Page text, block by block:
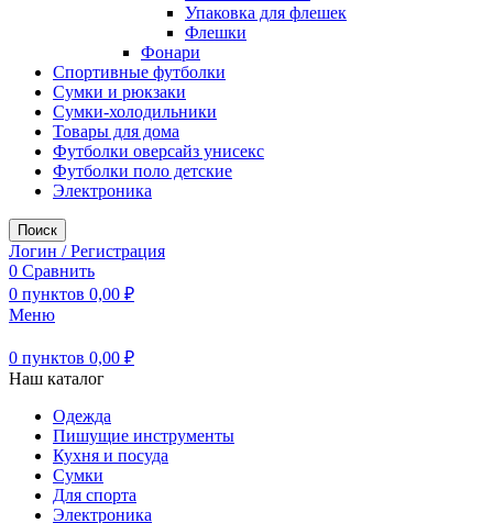
Упаковка для флешек
Флешки
Фонари
Спортивные футболки
Сумки и рюкзаки
Сумки-холодильники
Товары для дома
Футболки оверсайз унисекс
Футболки поло детские
Электроника
Поиск
Логин / Регистрация
0 Сравнить
0 пунктов 0,00 ₽
Меню
0 пунктов 0,00 ₽
Наш каталог
Одежда
Пишущие инструменты
Кухня и посуда
Сумки
Для спорта
Электроника